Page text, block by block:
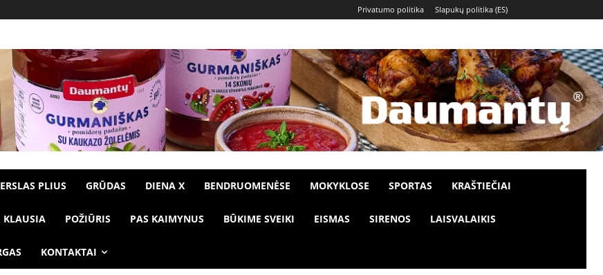
Privatumo politika Slapukų politika (ES)
PLIUS GRŪDAS DIENA X BENDRUOMENĖSE MOKYKLOSE SPORTAS KRAŠTIEČIAI
KLAUSIA POŽIŪRIS PAS KAIMYNUS BŪKIME SVEIKI EISMAS SIRENOS LAISVALAIKIS
KONTAKTAI